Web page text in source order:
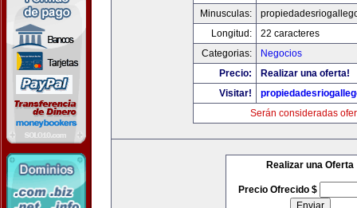
Minusculas:
Longitud:
22 caracteres
Categorias:
Negocios
Precio:
Realizar una oferta!
Visitar!
Serán consideradas
Realizar una Oferta
Precio Ofrecido $